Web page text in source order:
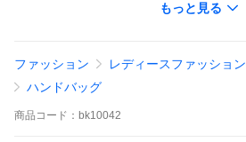
製造番号 M94 イタリア製
サイズ W
もっと見る
ファッション レディースファッション
ハンドバッグ
商品 コード： bk10042